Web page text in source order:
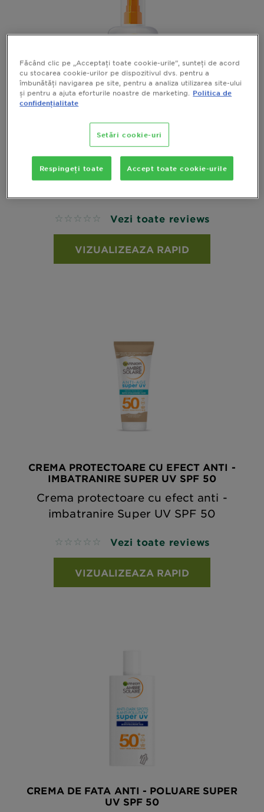
SPRAY PROTECTOR INTENSIFICATOR DE
BRONZ SPF 30 AMBRE SOLAIRE IDEAL
BRONZE
Spray protector intensificator de bronz
No reviews Vezi toate reviews
VIZUALIZEAZA RAPID
CREMA PROTECTOARE CU EFECT ANTI -
IMBATRANIRE SUPER UV SPF 50
Crema protectoare cu efect anti -
imbatranire Super UV SPF 50
No reviews Vezi toate reviews
VIZUALIZEAZA RAPID
CREMA DE FATA ANTI - POLUARE SUPER
UV SPF 50
Făcând clic pe „Acceptați toate cookie-urile”, sunteți de acord
cu stocarea cookie-urilor pe dispozitivul dvs. pentru a
îmbunătăți navigarea pe site, pentru a analiza utilizarea site-ului
și pentru a ajuta eforturile noastre de marketing.
Politica de
confidențialitate
Setări cookie-uri
Respingeți toate Accept toate cookie-urile